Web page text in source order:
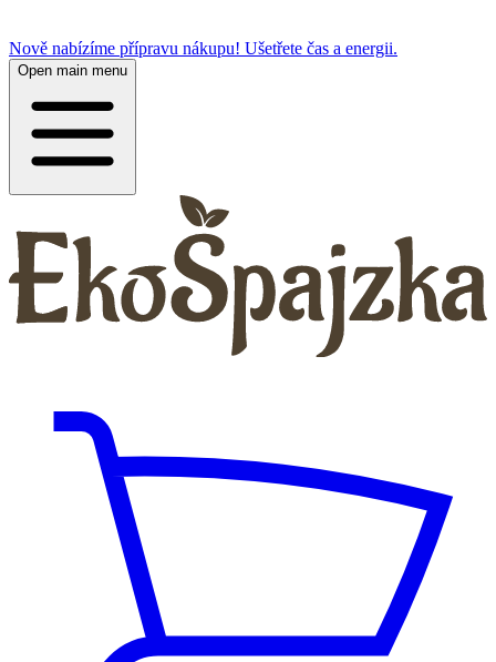
Nově nabízíme přípravu nákupu! Ušetřete čas a energii.
Open main menu